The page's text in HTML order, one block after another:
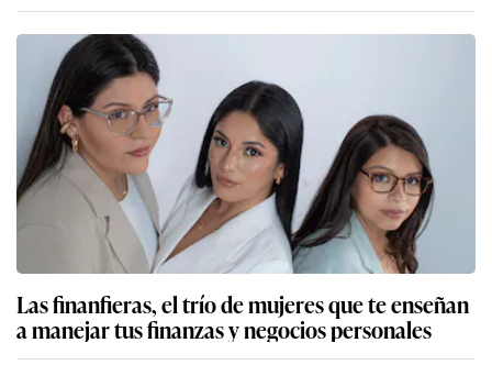
Las finanfieras, el trío de mujeres que te enseñan
a manejar tus finanzas y negocios personales